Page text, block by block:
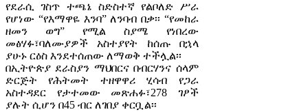
የደራሲ ገስጥ ተጫኔ ስድስተኛ የልቦለድ ሥራ
የሆነው “የእማዋዬ እንባ” ለንባብ በቃ፡፡ “የመከራ
ዘመን ወግ” የሚል ስያሜ የነበረው
መፅሃፉ፣ባለሙያዎች አስተያየት ከሰጡ በኋላ
ያሁኑ ርዕስ እንደተሰጠው ለማወቅ ተችሏል፡፡
በኢትዮጵያ ደራስያን ማህበርና በብርሃንና ሰላም
ድርጅት የሕትመት ተዘዋዋሪ ሂሳብ የጋራ
አስተዳደር የታተመው መጽሐፉ፣278 ገፆች
ያሉት ሲሆን በ45 ብር ለገበያ ቀርቧል፡፡